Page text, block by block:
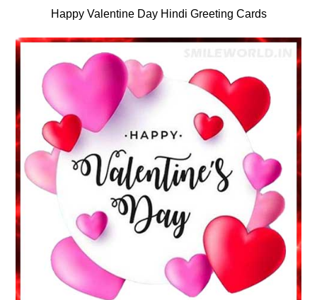
Happy Valentine Day Hindi Greeting Cards